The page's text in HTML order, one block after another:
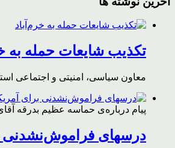
تکذیب شایعات حمله به
معاون سیاسی، امنیتی و اجتماعی
پیام درباره‌ی حماسه عظیم بدرقه
درسهای فراموش‌نشدنی